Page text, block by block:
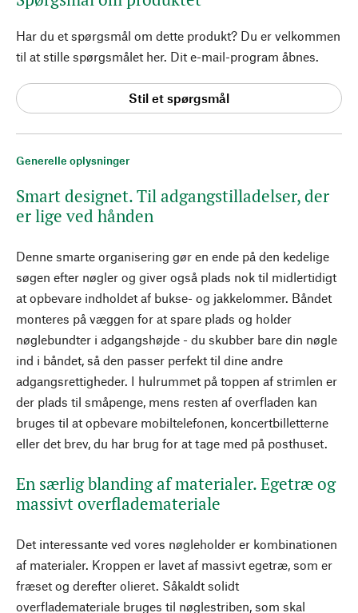
Generelle oplysninger
Smart designet. Til adgangstilladelser, der
er lige ved hånden
Denne smarte organisering gør en ende på den kedelige
søgen efter nøgler og giver også plads nok til midlertidigt
at opbevare indholdet af bukse- og jakkelommer. Båndet
monteres på væggen for at spare plads og holder
nøglebundter i adgangshøjde - du skubber bare din nøgle
ind i båndet, så den passer perfekt til dine andre
adgangsrettigheder. I hulrummet på toppen af strimlen er
der plads til småpenge, mens resten af overfladen kan
bruges til at opbevare mobiltelefonen, koncertbilletterne
eller det brev, du har brug for at tage med på posthuset.
En særlig blanding af materialer. Egetræ og
massivt overflademateriale
Det interessante ved vores nøgleholder er kombinationen
af materialer. Kroppen er lavet af massivt egetræ, som er
fræset og derefter olieret. Såkaldt solidt
overflademateriale bruges til nøglestriben, som skal
Har du et spørgsmål om dette produkt? Du er velkommen
til at stille spørgsmålet her. Dit e-mail-program åbnes.
Stil et spørgsmål